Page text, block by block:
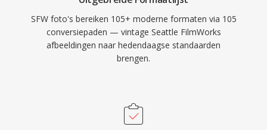
SFW foto's bereiken 105+ moderne formaten via 105
conversiepaden — vintage Seattle FilmWorks
afbeeldingen naar hedendaagse standaarden
brengen.